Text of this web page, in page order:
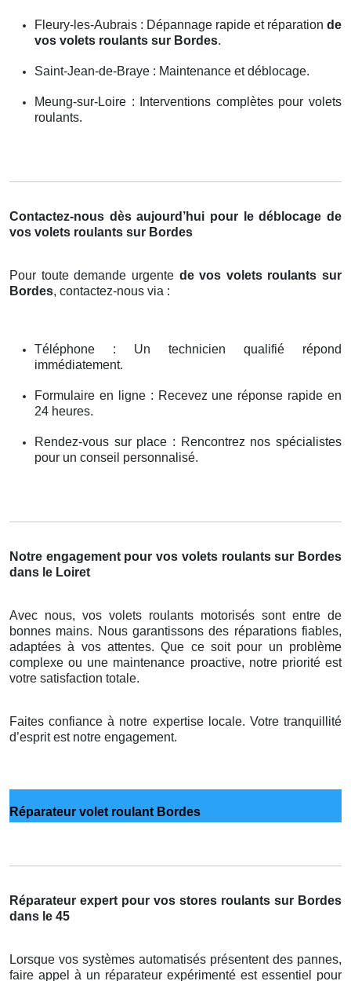
Fleury-les-Aubrais : Dépannage rapide et réparation de
vos volets roulants sur Bordes.
Saint-Jean-de-Braye : Maintenance et déblocage.
Meung-sur-Loire : Interventions complètes pour volets
roulants.
Contactez-nous dès aujourd’hui pour le déblocage de
vos volets roulants sur Bordes
Pour toute demande urgente de vos volets roulants sur
Bordes, contactez-nous via :
Téléphone : Un technicien qualifié répond
immédiatement.
Formulaire en ligne : Recevez une réponse rapide en
24 heures.
Rendez-vous sur place : Rencontrez nos spécialistes
pour un conseil personnalisé.
Notre engagement pour vos volets roulants sur Bordes
dans le Loiret
Avec nous, vos volets roulants motorisés sont entre de
bonnes mains. Nous garantissons des réparations fiables,
adaptées à vos attentes. Que ce soit pour un problème
complexe ou une maintenance proactive, notre priorité est
votre satisfaction totale.
Faites confiance à notre expertise locale. Votre tranquillité
d’esprit est notre engagement.
Réparateur volet roulant Bordes
Réparateur expert pour vos stores roulants sur Bordes
dans le 45
Lorsque vos systèmes automatisés présentent des pannes,
faire appel à un réparateur expérimenté est essentiel pour